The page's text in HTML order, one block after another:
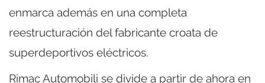
enmarca además en una completa
reestructuración del fabricante croata de
superdeportivos eléctricos.
Rimac Automobili se divide a partir de ahora en